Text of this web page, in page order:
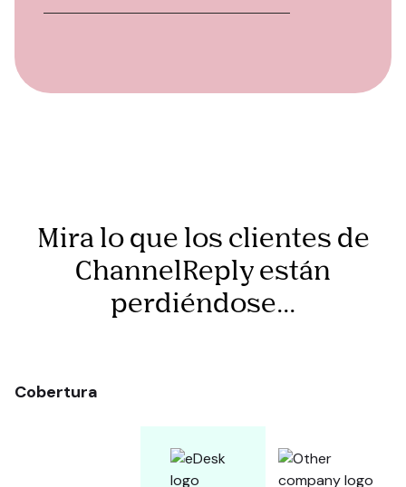
Mira lo que los clientes de
ChannelReply están
perdiéndose...
Cobertura